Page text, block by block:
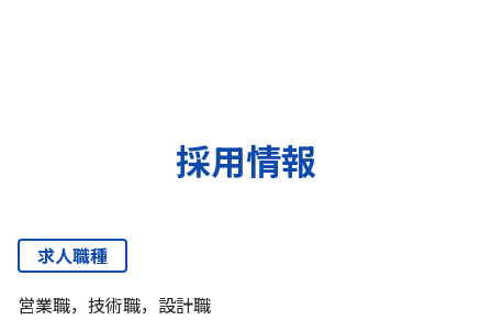
採用情報
求人職種
営業職，技術職，設計職